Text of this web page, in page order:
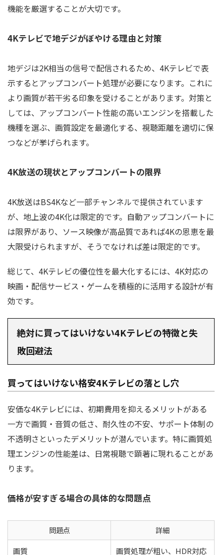
機能を厳選することが大切です。
4Kテレビで地デジがぼやける理由と対策
地デジは2K相当の信号で配信されるため、4Kテレビで表
示するとアップコンバート処理が必要になります。これに
より画質が若干劣る印象を受けることがあります。対策と
しては、アップコンバート性能の高いエンジンを搭載した
機種を選ぶ、画質設定を最適化する、視聴距離を適切に保
つなどが挙げられます。
4K放送の現状とアップコンバートの限界
4K放送はBS4Kなど一部チャンネルで提供されています
が、地上波の4K化は限定的です。自動アップコンバートに
は限界があり、ソース映像が高品質であれば4Kの恩恵を最
大限受けられますが、そうでなければ差は限定的です。
総じて、4Kテレビの優位性を最大化するには、4K対応の
映画・配信サービス・ゲームを積極的に活用する設計が有
効です。
絶対に買ってはいけない4Kテレビの特徴と失
敗回避法
買ってはいけない格安4Kテレビの落とし穴
安価な4Kテレビには、初期費用を抑えるメリットがある
一方で画質・音質の低さ、耐久性の不安、サポート体制の
不透明さといったデメリットが潜んでいます。特に画質処
理エンジンの性能差は、日常視聴で顕著に現れることがあ
ります。
価格が安すぎる場合の具体的な問題点
問題点
詳細
画質
画質処理が粗い、HDR対応